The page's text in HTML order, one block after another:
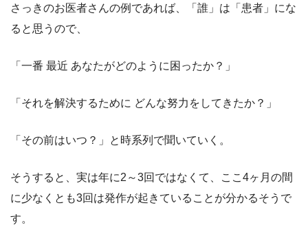
さっきのお医者さんの例であれば、「誰」は「患者」にな
ると思うので、
「一番 最近 あなたがどのように困ったか？」
「それを解決するために どんな努力をしてきたか？」
「その前はいつ？」と時系列で聞いていく。
そうすると、実は年に2～3回ではなくて、ここ4ヶ月の間
に少なくとも3回は発作が起きていることが分かるそうで
す。